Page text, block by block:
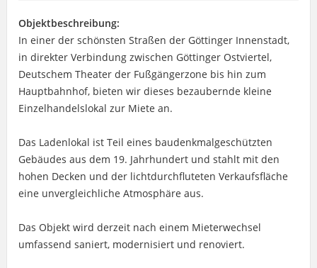
Objektbeschreibung:
In einer der schönsten Straßen der Göttinger Innenstadt,
in direkter Verbindung zwischen Göttinger Ostviertel,
Deutschem Theater der Fußgängerzone bis hin zum
Hauptbahnhof, bieten wir dieses bezaubernde kleine
Einzelhandelslokal zur Miete an.
Das Ladenlokal ist Teil eines baudenkmalgeschützten
Gebäudes aus dem 19. Jahrhundert und stahlt mit den
hohen Decken und der lichtdurchfluteten Verkaufsfläche
eine unvergleichliche Atmosphäre aus.
Das Objekt wird derzeit nach einem Mieterwechsel
umfassend saniert, modernisiert und renoviert.